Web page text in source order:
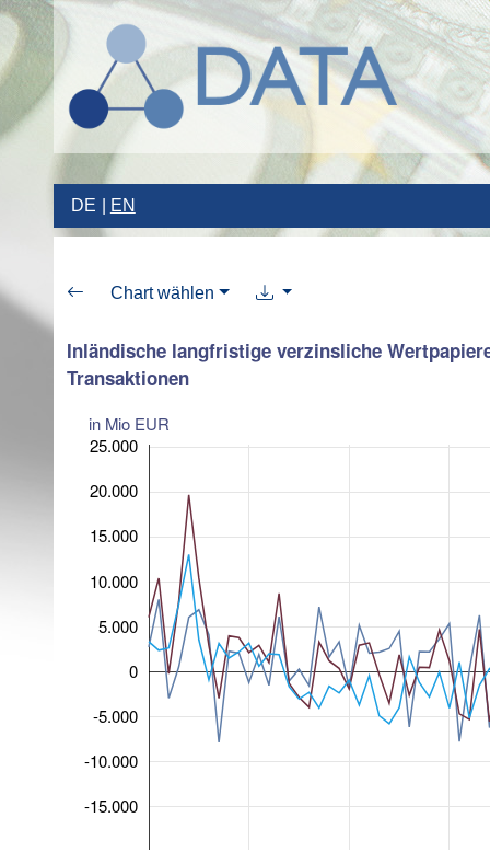
DE EN
Chart wählen
Inländische langfristige verzinsliche
Transaktionen
in Mio EUR
-15.000
-10.000
-5.000
0
5.000
10.000
15.000
20.000
25.000